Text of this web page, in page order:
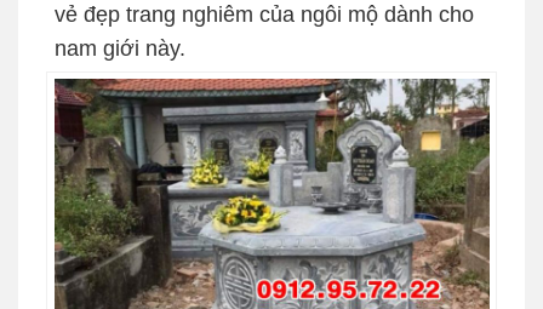
vẻ đẹp trang nghiêm của ngôi mộ dành cho
nam giới này.